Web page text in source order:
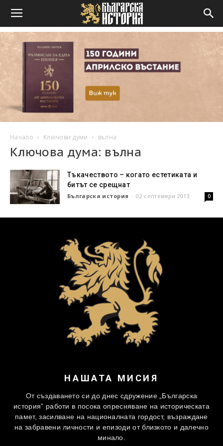
Начало Ключови думи вълна
Ключова дума: вълна
Тъкачеството – когато естетиката и
битът се срещнат
Българска история - 02 септември 2013 0
НАШАТА МИСИЯ
От създаването си до днес сдружение „Българска
история” работи в посока опресняване на историческата
памет, засилване на националната гордост, възраждане
на забравени личности и епизоди от близкото и далечно
минало.